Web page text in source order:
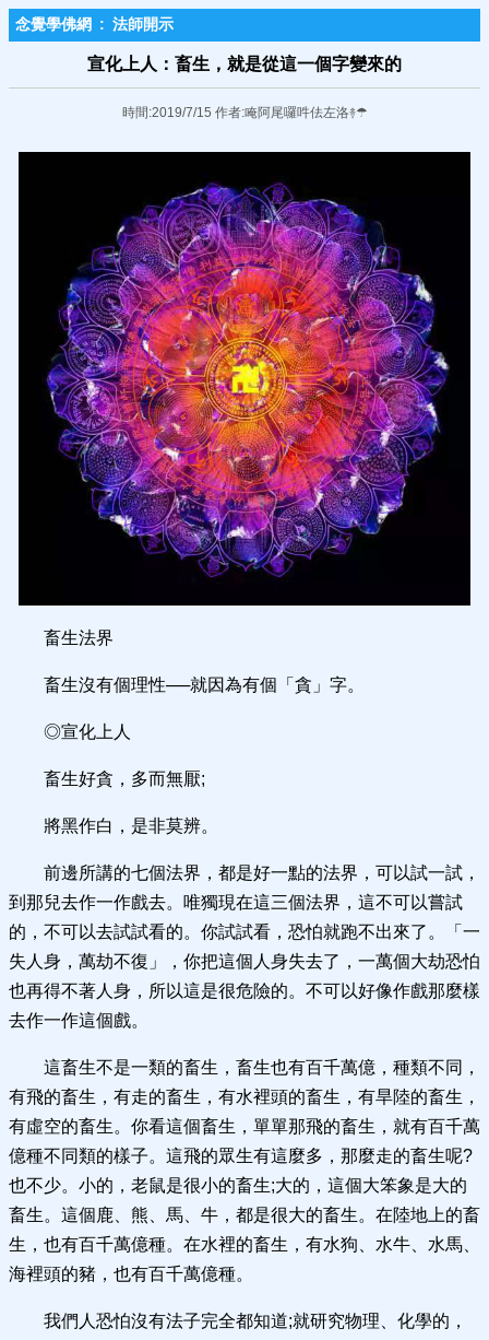
念覺學佛網 : 法師開示
宣化上人：畜生，就是從這一個字變來的
時間:2019/7/15 作者:唵阿尾囉吽佉左洛࿈☂
畜生法界
畜生沒有個理性──就因為有個「貪」字。
◎宣化上人
畜生好貪，多而無厭;
將黑作白，是非莫辨。
前邊所講的七個法界，都是好一點的法界，可以試一試，
到那兒去作一作戲去。唯獨現在這三個法界，這不可以嘗試
的，不可以去試試看的。你試試看，恐怕就跑不出來了。「一
失人身，萬劫不復」，你把這個人身失去了，一萬個大劫恐怕
也再得不著人身，所以這是很危險的。不可以好像作戲那麼樣
去作一作這個戲。
這畜生不是一類的畜生，畜生也有百千萬億，種類不同，
有飛的畜生，有走的畜生，有水裡頭的畜生，有旱陸的畜生，
有虛空的畜生。你看這個畜生，單單那飛的畜生，就有百千萬
億種不同類的樣子。這飛的眾生有這麼多，那麼走的畜生呢?
也不少。小的，老鼠是很小的畜生;大的，這個大笨象是大的
畜生。這個鹿、熊、馬、牛，都是很大的畜生。在陸地上的畜
生，也有百千萬億種。在水裡的畜生，有水狗、水牛、水馬、
海裡頭的豬，也有百千萬億種。
我們人恐怕沒有法子完全都知道;就研究物理、化學的，